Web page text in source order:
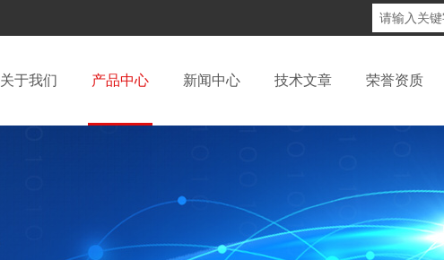
关于我们 产品中心 新闻中心 技术文章 荣誉资质